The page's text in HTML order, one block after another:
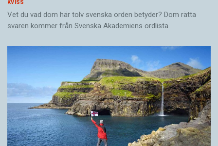
KVISS
Vet du vad dom här tolv svenska orden betyder? Dom rätta
svaren kommer från Svenska Akademiens ordlista.